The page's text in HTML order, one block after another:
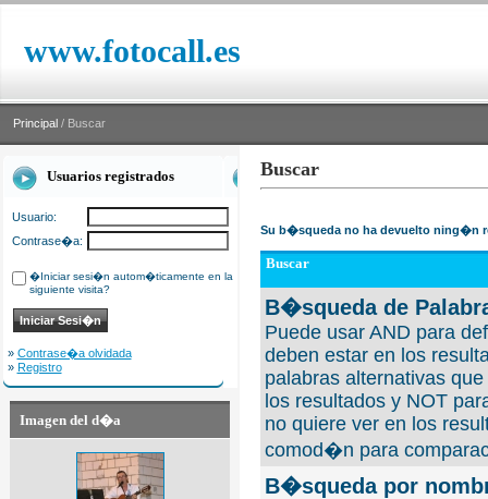
www.fotocall.es
Principal / Buscar
Usuarios registrados
Usuario:
Contrase�a:
�Iniciar sesi�n autom�ticamente en la
siguiente visita?
» Contrase�a olvidada
» Registro
Imagen del d�a
Buscar
Su b�squeda no ha devuelto ning�n
Buscar
B�squeda de
Puede usar AND para
deben estar en los
palabras alternativas
los resultados y NOT
no quiere ver en los
comod�n para
B�squeda por